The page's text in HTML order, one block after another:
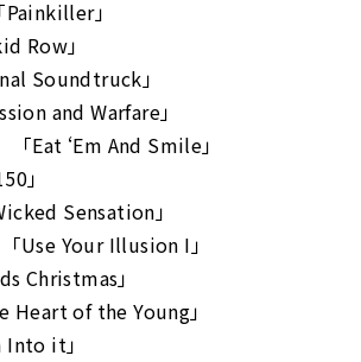
」
Row」
Soundtruck」
and Warfare」
Eat ‘Em And Smile」
」
Sensation」
Use Your Illusion I」
Christmas」
of the Young」
it」